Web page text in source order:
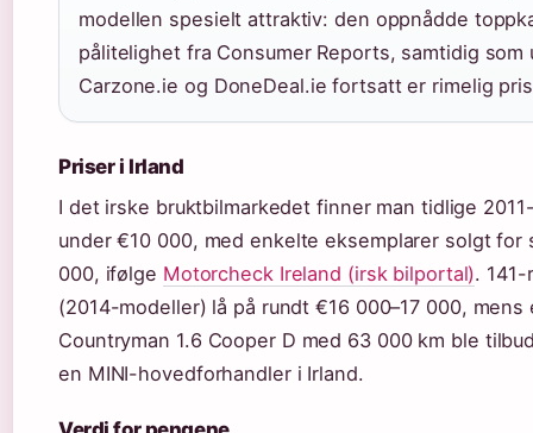
modellen spesielt attraktiv: den oppnådde
pålitelighet fra Consumer Reports, samtidig som
Carzone.ie og DoneDeal.ie fortsatt er rimelig
Priser i Irland
I det irske bruktbilmarkedet finner man tidlige
under €10 000, med enkelte eksemplarer solgt for
000, ifølge Motorcheck Ireland (irsk bilportal).
(2014-modeller) lå på rundt €16 000–17 000, mens
Countryman 1.6 Cooper D med 63 000 km ble
en MINI-hovedforhandler i Irland.